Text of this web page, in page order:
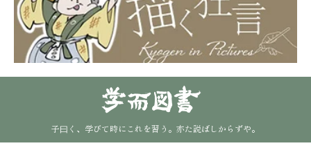
子曰く、学びて時にこれを習う。亦た説ばしからずや。